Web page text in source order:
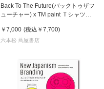
Back To The Future(バックトゥザフ
ューチャー) x TM paint Ｔシャツ
￥7,000 (税込 ￥7,700)
六本松 蔦屋書店